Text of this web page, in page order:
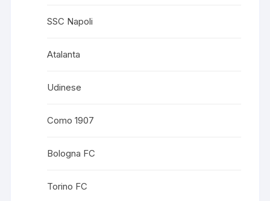
SSC Napoli
Atalanta
Udinese
Como 1907
Bologna FC
Torino FC